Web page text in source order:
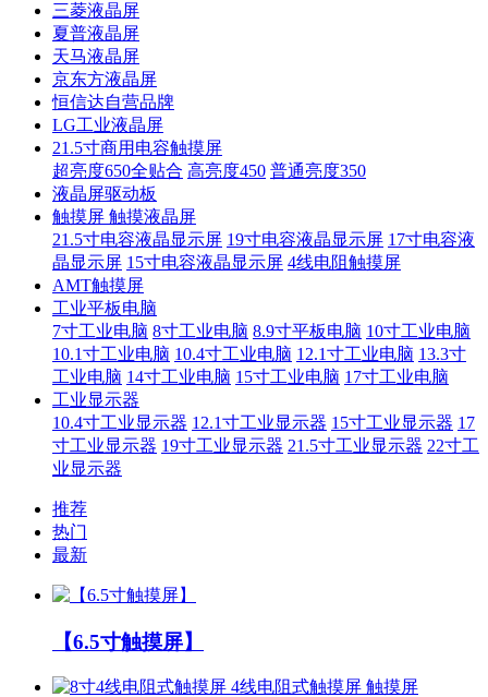
三菱液晶屏
夏普液晶屏
天马液晶屏
京东方液晶屏
恒信达自营品牌
LG工业液晶屏
21.5寸商用电容触摸屏
超亮度650全贴合 高亮度450 普通亮度350
液晶屏驱动板
触摸屏 触摸液晶屏
21.5寸电容液晶显示屏 19寸电容液晶显示屏 17寸电容液
晶显示屏 15寸电容液晶显示屏 4线电阻触摸屏
AMT触摸屏
工业平板电脑
7寸工业电脑 8寸工业电脑 8.9寸平板电脑 10寸工业电脑
10.1寸工业电脑 10.4寸工业电脑 12.1寸工业电脑 13.3寸
工业电脑 14寸工业电脑 15寸工业电脑 17寸工业电脑
工业显示器
10.4寸工业显示器 12.1寸工业显示器 15寸工业显示器 17
寸工业显示器 19寸工业显示器 21.5寸工业显示器 22寸工
业显示器
推荐
热门
最新
【6.5寸触摸屏】